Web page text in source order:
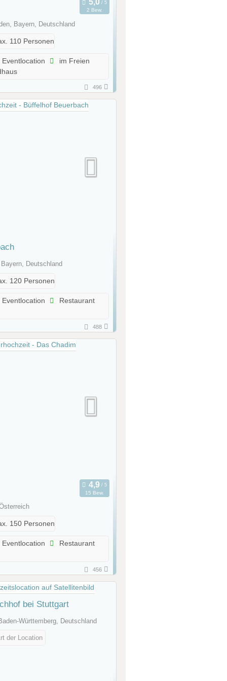
2 Bew.
Bayern, Deutschland
110 Personen
Eventlocation
im Freien
496
Deutschland
120 Personen
Eventlocation Restaurant
488
15 Bew.
150 Personen
Eventlocation Restaurant
456
bei Stuttgart
Württemberg, Deutschland
der Location